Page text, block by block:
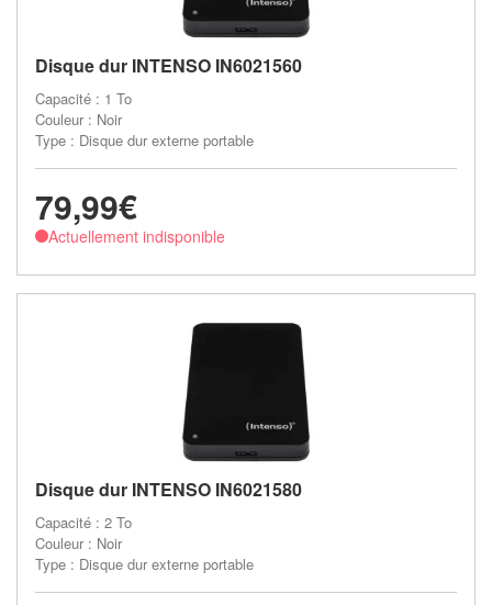
Disque dur INTENSO IN6021560
Capacité : 1 To
Couleur : Noir
Type : Disque dur externe portable
79,99€
Actuellement indisponible
Disque dur INTENSO IN6021580
Capacité : 2 To
Couleur : Noir
Type : Disque dur externe portable